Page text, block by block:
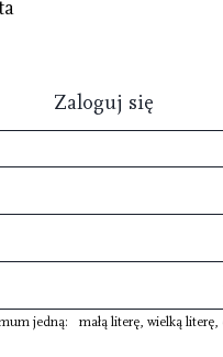
jedną: małą literę wielką literę
Zaloguj się